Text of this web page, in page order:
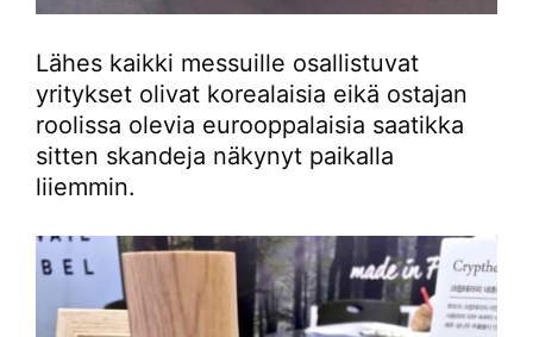
Lähes kaikki messuille osallistuvat
yritykset olivat korealaisia eikä ostajan
roolissa olevia eurooppalaisia saatikka
sitten skandeja näkynyt paikalla
liiemmin.